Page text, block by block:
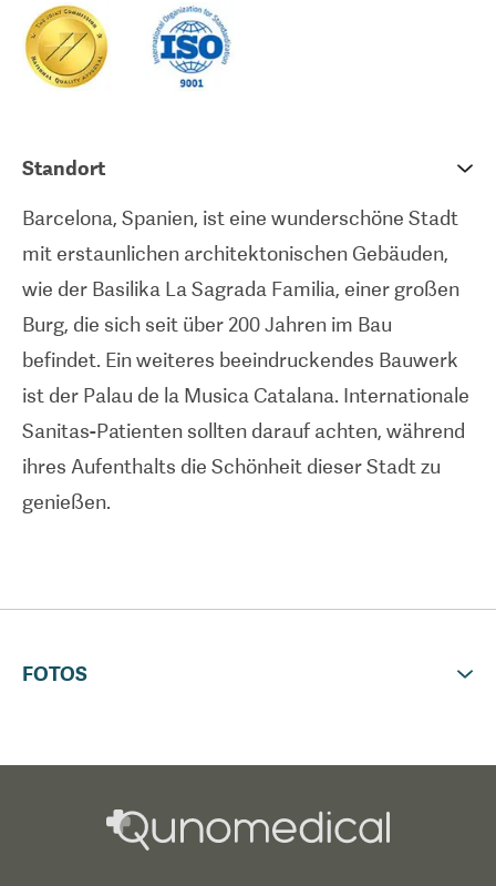
modernste Medizintechnik an, darunter
assistierte Reproduktion, Augentechnik und
von weltweit führenden Reproduktionstechnikern,
Standort
Barcelona, Spanien, ist eine wunderschöne Stadt
mit erstaunlichen architektonischen Gebäuden,
wie der Basilika La Sagrada Familia, einer großen
Burg, die sich seit über 200 Jahren im Bau
befindet. Ein weiteres beeindruckendes Bauwerk
ist der Palau de la Musica Catalana. Internationale
Sanitas-Patienten sollten darauf achten, während
ihres Aufenthalts die Schönheit dieser Stadt zu
genießen.
FOTOS